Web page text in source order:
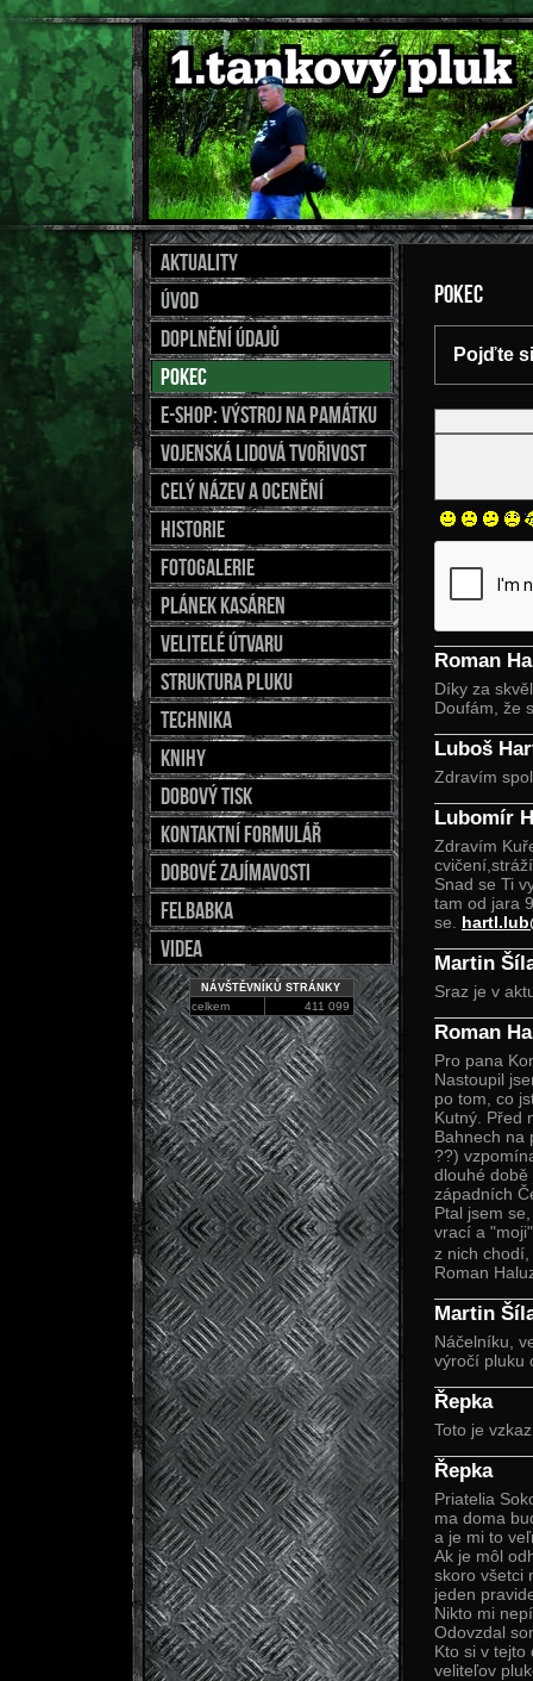
Pokec
Pojďte
Roman
Díky za
Doufám, že
Luboš
Zdravím
Lubomír
Zdravím
Snad se Ti
tam od jara
se.
Martin
Sraz je v
Roman
Pro pana
Nastoupil
po tom, co
Kutný. Před
Bahnech na
??)
dlouhé době
západních
Ptal jsem
vrací a
z nich
Roman
Martin
Náčelníku,
výročí pluku
Řepka
Toto je
Řepka
Priatelia
ma doma
a je mi to
Ak je môl
skoro všetci
jeden
Nikto mi
Odovzdal
Kto si v tejto
veliteľov
Aktuality
Úvod
Doplnění údajů
Pokec
E-shop: výstroj na památku
Vojenská lidová tvořivost
Celý název a ocenění
Historie
fotogalerie
Plánek kasáren
Velitelé útvaru
Struktura pluku
Technika
Knihy
Dobový tisk
Kontaktní formulář
Dobové zajímavosti
Felbabka
Videa
NÁVŠTĚVNÍKŮ STRÁNKY
celkem 411 099